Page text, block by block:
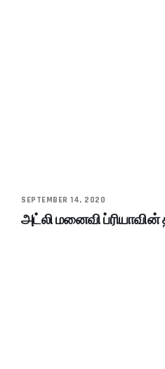
SEPTEMBER 14, 2020
அட்லி மனைவி